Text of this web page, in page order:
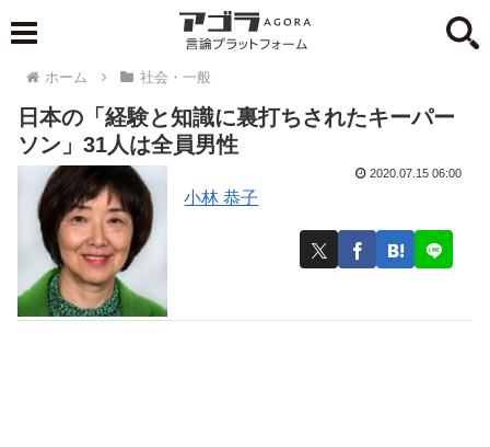
ホーム 社会・一般
日本の「経験と知識に裏打ちされたキーパー
ソン」31人は全員男性
小林 恭子
2020.07.15 06:00